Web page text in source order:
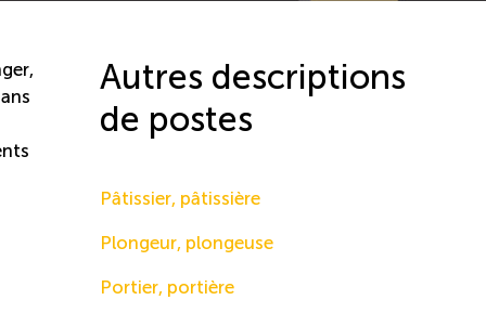
Autres descriptions
de postes
Pâtissier, pâtissière
Plongeur, plongeuse
Portier, portière